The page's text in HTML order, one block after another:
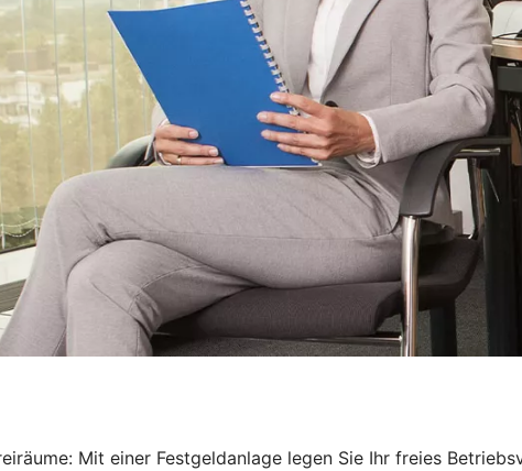
Mit einer Festgeldanlage legen Sie Ihr freies